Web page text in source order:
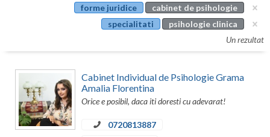
Calarasi
Caras-Severin
Cluj
forme juridice
cabinet de psihologie
specialitati
psihologie clinica
Un rezultat
Cabinet Individual de Psihologie Grama
Amalia Florentina
Orice e posibil, daca iti doresti cu adevarat!
0720813887